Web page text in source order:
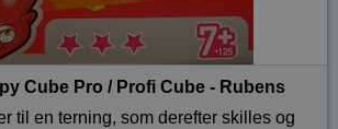
Cube Pro / Profi Cube - Rubens
til en terning, som derefter skilles og